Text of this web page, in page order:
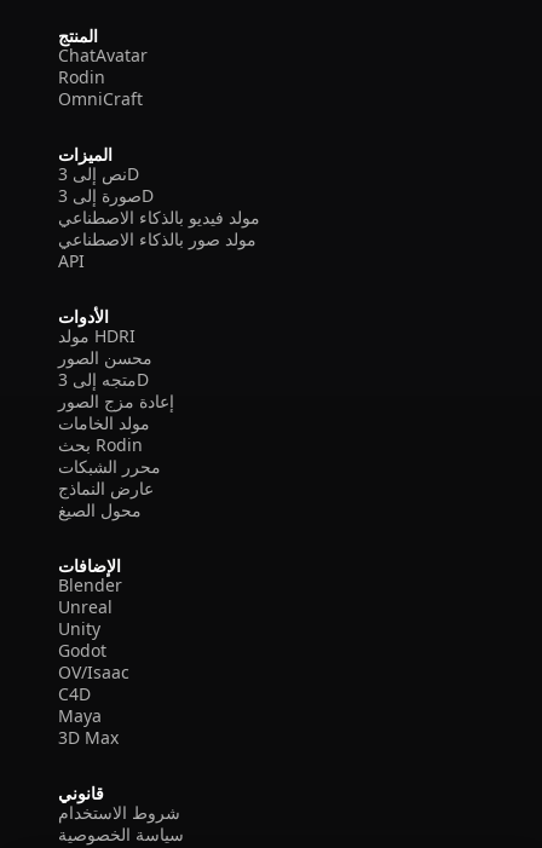
المنتج
ChatAvatar
Rodin
OmniCraft
الميزات
نص إلى 3D
صورة إلى 3D
مولد فيديو بالذكاء الاصطناعي
مولد صور بالذكاء الاصطناعي
API
الأدوات
مولد HDRI
محسن الصور
متجه إلى 3D
إعادة مزج الصور
مولد الخامات
بحث Rodin
محرر الشبكات
عارض النماذج
محول الصيغ
الإضافات
Blender
Unreal
Unity
Godot
OV/Isaac
C4D
Maya
3D Max
قانوني
شروط الاستخدام
سياسة الخصوصية